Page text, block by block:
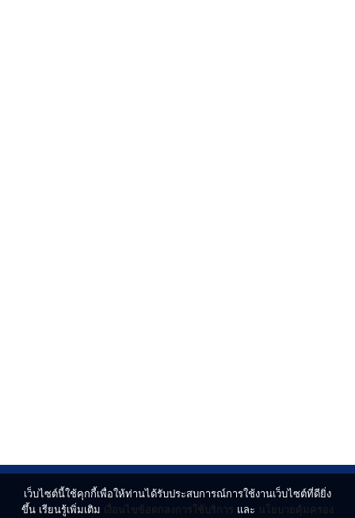
เว็บไซต์นี้ใช้คุกกี้เพื่อให้ท่านได้รับประสบการณ์การใช้งานเว็บไซต์ที่ดียิ่ง
ขึ้น เรียนรู้เพิ่มเติม เงื่อนไขข้อตกลงการใช้บริการ และ นโยบายคุ้มครอง